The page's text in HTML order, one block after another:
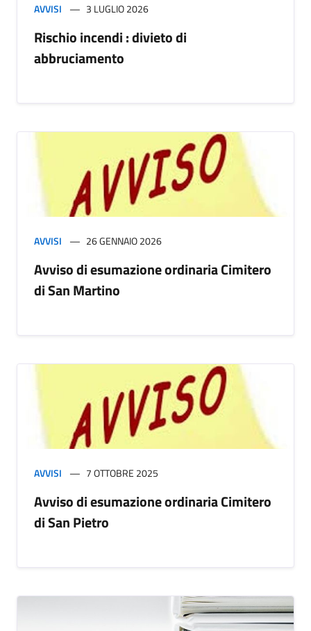
AVVISI 3 LUGLIO 2026
Rischio incendi : divieto di
abbruciamento
AVVISI 26 GENNAIO 2026
Avviso di esumazione ordinaria Cimitero
di San Martino
AVVISI 7 OTTOBRE 2025
Avviso di esumazione ordinaria Cimitero
di San Pietro